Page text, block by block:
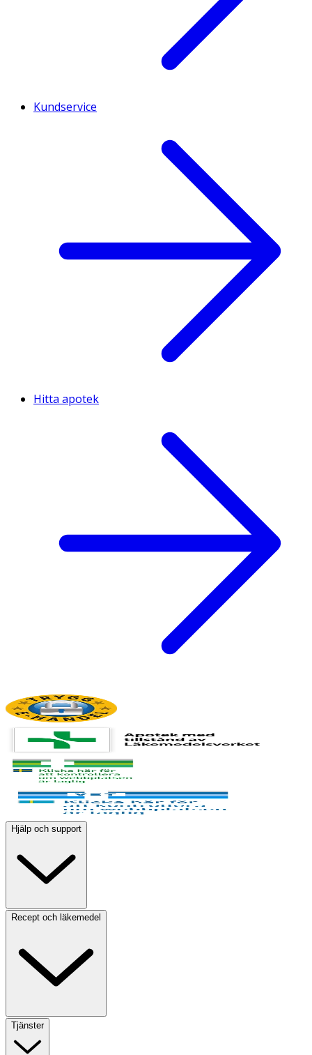
Kundservice
Hitta apotek
Hjälp och support
Recept och läkemedel
Tjänster